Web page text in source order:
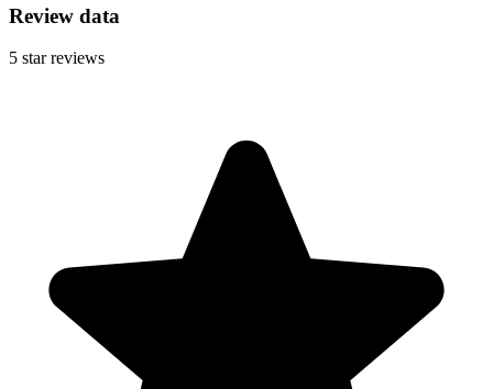
Review data
5 star reviews